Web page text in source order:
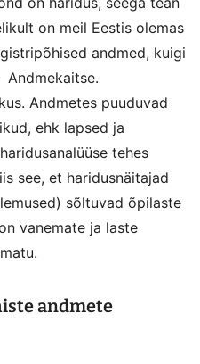
on meil Eestis olemas
andmed, kuigi
Andmekaitse.
Andmetes puuduvad
ehk lapsed ja
tehes
see, et haridusnäitajad
sõltuvad õpilaste
vanemate ja laste
andmete